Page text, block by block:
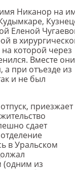
Никанор на
Еленой
в
которой через
Вместе они
при отъезде из
и не был
приезжает
сдает
в Уральском
(одним из